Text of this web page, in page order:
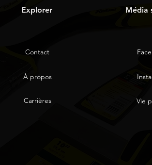
Explorer
Contact
À propos
Carrières
Média
Vie